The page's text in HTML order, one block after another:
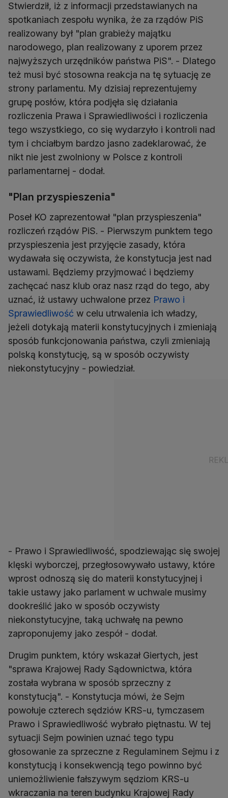
Stwierdził, iż z informacji przedstawianych na
spotkaniach zespołu wynika, że za rządów PiS
realizowany był "plan grabieży majątku
narodowego, plan realizowany z uporem przez
najwyższych urzędników państwa PiS". - Dlatego
też musi być stosowna reakcja na tę sytuację ze
strony parlamentu. My dzisiaj reprezentujemy
grupę posłów, która podjęła się działania
rozliczenia Prawa i Sprawiedliwości i rozliczenia
tego wszystkiego, co się wydarzyło i kontroli nad
tym i chciałbym bardzo jasno zadeklarować, że
nikt nie jest zwolniony w Polsce z kontroli
parlamentarnej - dodał.
"Plan przyspieszenia"
Poseł KO zaprezentował "plan przyspieszenia"
rozliczeń rządów PiS. - Pierwszym punktem tego
przyspieszenia jest przyjęcie zasady, która
wydawała się oczywista, że konstytucja jest nad
ustawami. Będziemy przyjmować i będziemy
zachęcać nasz klub oraz nasz rząd do tego, aby
uznać, iż ustawy uchwalone przez Prawo i
Sprawiedliwość w celu utrwalenia ich władzy,
jeżeli dotykają materii konstytucyjnych i zmieniają
sposób funkcjonowania państwa, czyli zmieniają
polską konstytucję, są w sposób oczywisty
niekonstytucyjny - powiedział.
- Prawo i Sprawiedliwość, spodziewając się swojej
klęski wyborczej, przegłosowywało ustawy, które
wprost odnoszą się do materii konstytucyjnej i
takie ustawy jako parlament w uchwale musimy
dookreślić jako w sposób oczywisty
niekonstytucyjne, taką uchwałę na pewno
zaproponujemy jako zespół - dodał.
Drugim punktem, który wskazał Giertych, jest
"sprawa Krajowej Rady Sądownictwa, która
została wybrana w sposób sprzeczny z
konstytucją". - Konstytucja mówi, że Sejm
powołuje czterech sędziów KRS-u, tymczasem
Prawo i Sprawiedliwość wybrało piętnastu. W tej
sytuacji Sejm powinien uznać tego typu
głosowanie za sprzeczne z Regulaminem Sejmu i z
konstytucją i konsekwencją tego powinno być
uniemożliwienie fałszywym sędziom KRS-u
wkraczania na teren budynku Krajowej Rady